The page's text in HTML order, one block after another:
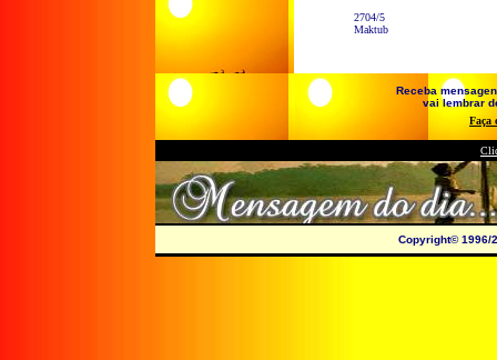
2704/5
Maktub
Receba
vai lembrar
Faça
Copyright©